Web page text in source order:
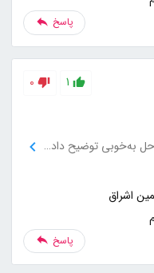
پاسخ
1
0
کار با سایت بسیار آسان است و همه مراحل به‌خوبی توضیح داده شده‌اند.
پاسخ